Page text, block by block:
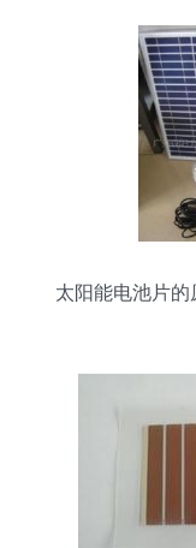
太阳能电池片